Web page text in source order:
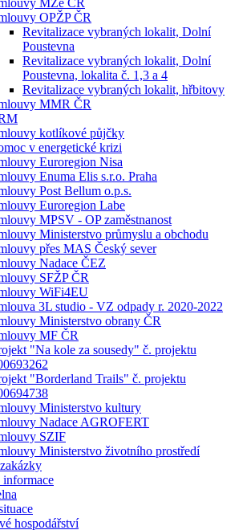
MZe ČR
OPŽP ČR
Revitalizace vybraných lokalit, Dolní
Poustevna
Revitalizace vybraných lokalit, Dolní
Poustevna, lokalita č. 1,3 a 4
Revitalizace vybraných lokalit, hřbitovy
MMR ČR
kotlíkové půjčky
v energetické krizi
Euroregion Nisa
Enuma Elis s.r.o. Praha
Post Bellum o.p.s.
Euroregion Labe
MPSV - OP zaměstnanost
Ministerstvo průmyslu a obchodu
přes MAS Český sever
Nadace ČEZ
SFŽP ČR
WiFi4EU
3L studio - VZ odpady r. 2020-2022
Ministerstvo obrany ČR
MF ČR
"Na kole za sousedy" č. projektu
"Borderland Trails" č. projektu
Ministerstvo kultury
Nadace AGROFERT
SZIF
Ministerstvo životního prostředí
informace
hospodářství